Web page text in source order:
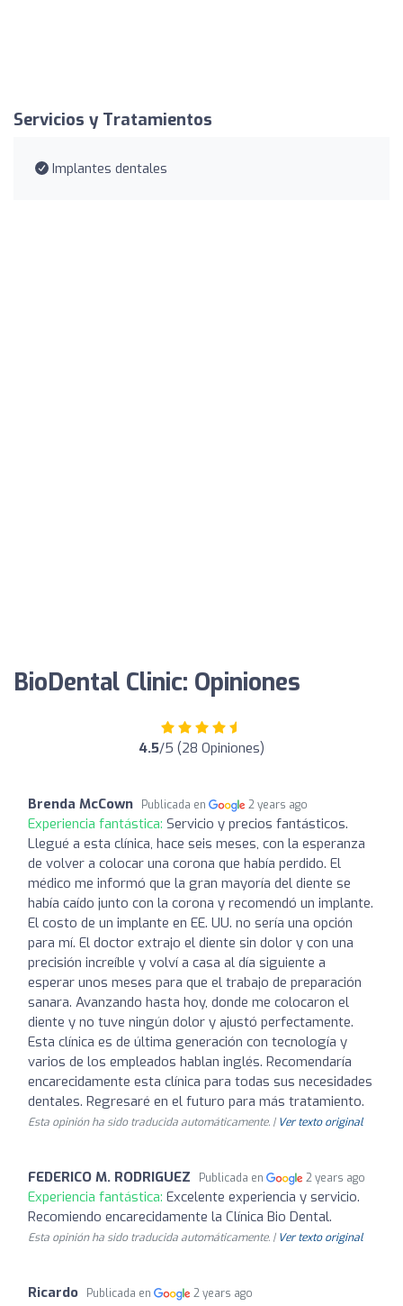
Servicios y Tratamientos
Implantes dentales
BioDental Clinic: Opiniones
4.5/5 (28 Opiniones)
Brenda McCown Publicada en 2 years ago
Experiencia fantástica: Servicio y precios fantásticos.
Llegué a esta clínica, hace seis meses, con la esperanza
de volver a colocar una corona que había perdido. El
médico me informó que la gran mayoría del diente se
había caído junto con la corona y recomendó un implante.
El costo de un implante en EE. UU. no sería una opción
para mí. El doctor extrajo el diente sin dolor y con una
precisión increíble y volví a casa al día siguiente a
esperar unos meses para que el trabajo de preparación
sanara. Avanzando hasta hoy, donde me colocaron el
diente y no tuve ningún dolor y ajustó perfectamente.
Esta clínica es de última generación con tecnología y
varios de los empleados hablan inglés. Recomendaría
encarecidamente esta clínica para todas sus necesidades
dentales. Regresaré en el futuro para más tratamiento.
Esta opinión ha sido traducida automáticamente. | Ver texto original
FEDERICO M. RODRIGUEZ Publicada en 2 years ago
Experiencia fantástica: Excelente experiencia y servicio.
Recomiendo encarecidamente la Clínica Bio Dental.
Esta opinión ha sido traducida automáticamente. | Ver texto original
Ricardo Publicada en 2 years ago